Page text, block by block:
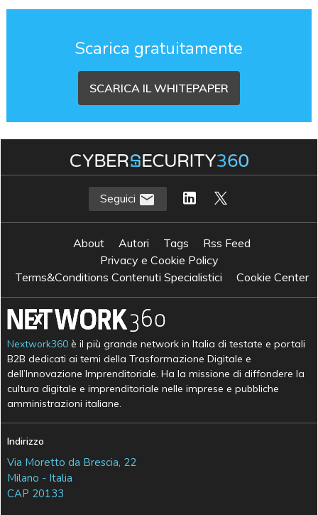
Scarica gratuitamente
SCARICA IL WHITEPAPER
Seguici
About Autori Tags
Rss Feed
Privacy e Cookie Policy
Terms&Conditions Contenuti Specialistici
Cookie Center
Nextwork360 è il più grande network in Italia di testate e portali
B2B dedicati ai temi della Trasformazione Digitale e
dell’Innovazione Imprenditoriale. Ha la missione di diffondere la
cultura digitale e imprenditoriale nelle imprese e pubbliche
amministrazioni italiane.
Indirizzo
Via Moretto da Brescia, 22
Milano - Italia
CAP 20133